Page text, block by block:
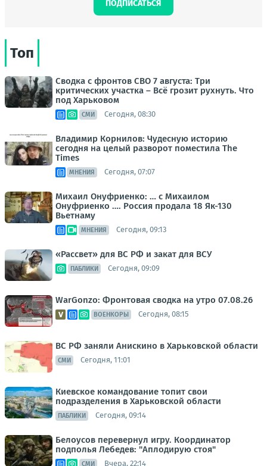
ПОДПИСАТЬСЯ
Топ
Сводка с фронтов СВО 7 августа: Три
критических участка – Всё грозит рухнуть. Что
под Харьковом
СМИ Сегодня, 08:30
Владимир Корнилов: Чудесную историю
сегодня на целый разворот поместила The
Times
МНЕНИЯ Сегодня, 07:07
Михаил Онуфриенко: … с Михаилом
Онуфриенко …. Россия продала 18 Як-130
Вьетнаму
МНЕНИЯ Сегодня, 09:13
«Рассвет» для ВС РФ и закат для ВСУ
ПАБЛИКИ Сегодня, 09:09
WarGonzo: Фронтовая сводка на утро 07.08.26
ВОЕНКОРЫ Сегодня, 08:15
ВС РФ заняли Анискино в Харьковской области
СМИ Сегодня, 11:01
Киевское командование топит свои
подразделения в Харьковской области
ПАБЛИКИ Сегодня, 09:14
Белоусов перевернул игру. Координатор
подполья Лебедев: "Аплодирую стоя"
СМИ Вчера, 22:14